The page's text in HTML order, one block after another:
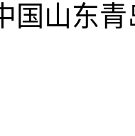
国山东